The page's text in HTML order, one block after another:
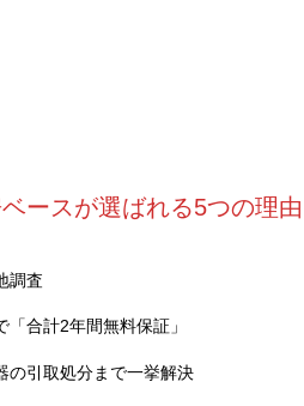
ースが選ばれる5つの理由
調査
合計2年間無料保証」
の引取処分まで一挙解決